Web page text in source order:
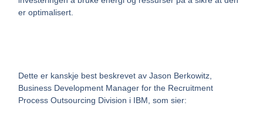
er optimalisert.
Dette er kanskje best beskrevet av Jason Berkowitz,
Business Development Manager for the Recruitment
Process Outsourcing Division i IBM, som sier: